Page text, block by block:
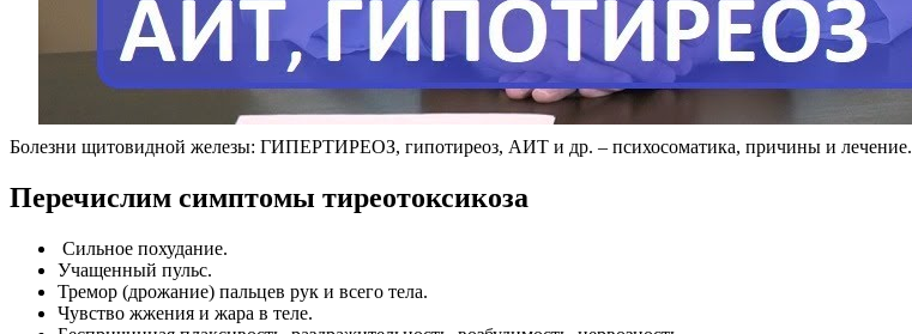
Болезни щитовидной железы: ГИПЕРТИРЕОЗ, гипотиреоз, АИТ и др. – психосоматика, причины и лечение.
Перечислим симптомы тиреотоксикоза
Сильное похудание.
Учащенный пульс.
Тремор (дрожание) пальцев рук и всего тела.
Чувство жжения и жара в теле.